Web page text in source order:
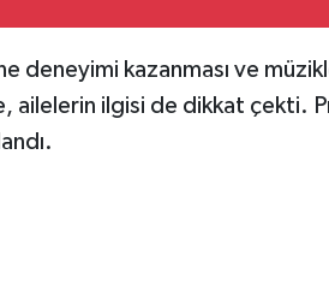
deneyimi kazanması ve
ailelerin ilgisi de dikkat çekti.